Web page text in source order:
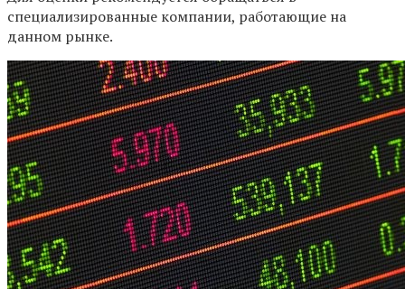
специализированные компании, работающие на
данном рынке.